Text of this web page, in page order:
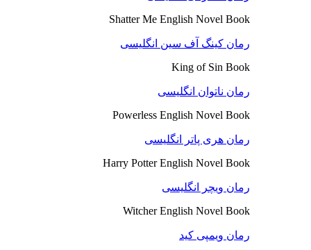
Shatter Me English Novel Book
رمان کینگ آف سین انگلیسی
King of Sin Book
رمان ناتوان انگلیسی
Powerless English Novel Book
رمان هری پاتر انگلیسی
Harry Potter English Novel Book
رمان ویچر انگلیسی
Witcher English Novel Book
رمان ویمپی کید